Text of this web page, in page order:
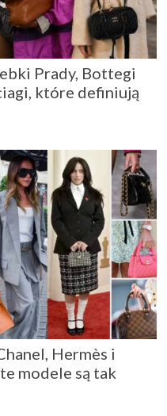
Prady, Bottegi
które definiują
Hermès i
modele są tak